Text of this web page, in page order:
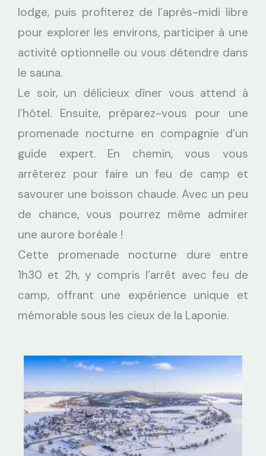
lodge, puis profiterez de l’après-midi libre
pour explorer les environs, participer à une
activité optionnelle ou vous détendre dans
le sauna.
Le soir, un délicieux dîner vous attend à
l’hôtel. Ensuite, préparez-vous pour une
promenade nocturne en compagnie d’un
guide expert. En chemin, vous vous
arrêterez pour faire un feu de camp et
savourer une boisson chaude. Avec un peu
de chance, vous pourrez même admirer
une aurore boréale !
Cette promenade nocturne dure entre
1h30 et 2h, y compris l’arrêt avec feu de
camp, offrant une expérience unique et
mémorable sous les cieux de la Laponie.